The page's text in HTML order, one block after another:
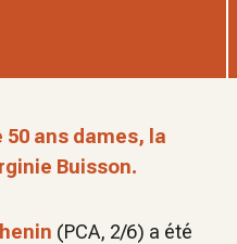
ans dames, la
Buisson.
(PCA, 2/6) a été